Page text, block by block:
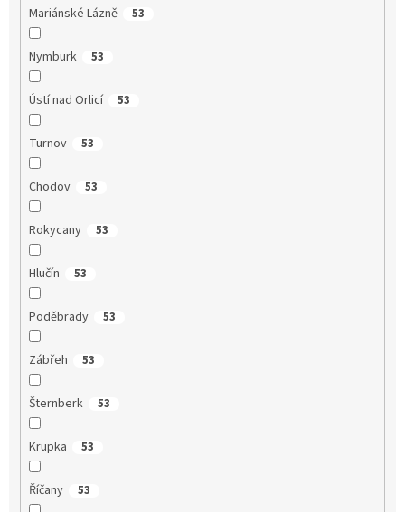
Mariánské Lázně 53
Nymburk 53
Ústí nad Orlicí 53
Turnov 53
Chodov 53
Rokycany 53
Hlučín 53
Poděbrady 53
Zábřeh 53
Šternberk 53
Krupka 53
Říčany 53